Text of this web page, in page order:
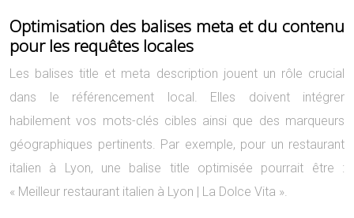
Optimisation des balises meta et du contenu
pour les requêtes locales
Les balises title et meta description jouent un rôle crucial
dans le référencement local. Elles doivent intégrer
habilement vos mots-clés cibles ainsi que des marqueurs
géographiques pertinents. Par exemple, pour un restaurant
italien à Lyon, une balise title optimisée pourrait être :
« Meilleur restaurant italien à Lyon | La Dolce Vita ».